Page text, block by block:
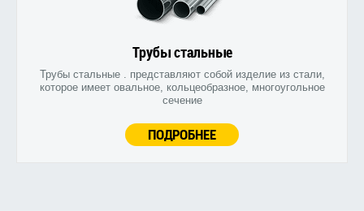
Трубы стальные
Трубы стальные . представляют собой изделие из стали,
которое имеет овальное, кольцеобразное, многоугольное
сечение
ПОДРОБНЕЕ